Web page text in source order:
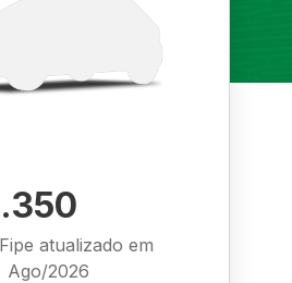
atualizado em
Ago/2026